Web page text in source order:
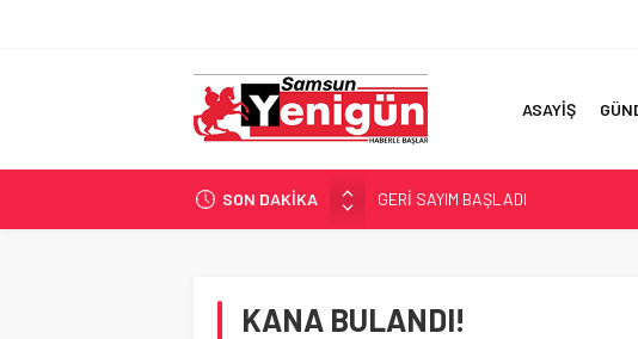
ASAYİŞ
SON DAKİKA
GERİ SAYIM BAŞLADI
SAMSUNSPOR’DA HEDEF 5’İNCİLİK!
İŞTE FINDIK FİYATI!
KANA BULANDI!